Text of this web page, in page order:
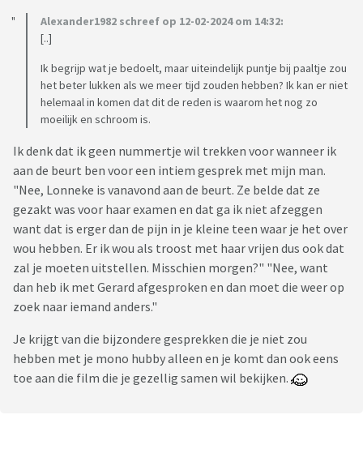
Alexander1982 schreef op 12-02-2024 om 14:32:
[..]
Ik begrijp wat je bedoelt, maar uiteindelijk puntje bij paaltje zou
het beter lukken als we meer tijd zouden hebben? Ik kan er niet
helemaal in komen dat dit de reden is waarom het nog zo
moeilijk en schroom is.
Ik denk dat ik geen nummertje wil trekken voor wanneer ik
aan de beurt ben voor een intiem gesprek met mijn man.
"Nee, Lonneke is vanavond aan de beurt. Ze belde dat ze
gezakt was voor haar examen en dat ga ik niet afzeggen
want dat is erger dan de pijn in je kleine teen waar je het over
wou hebben. Er ik wou als troost met haar vrijen dus ook dat
zal je moeten uitstellen. Misschien morgen?" "Nee, want
dan heb ik met Gerard afgesproken en dan moet die weer op
zoek naar iemand anders."
Je krijgt van die bijzondere gesprekken die je niet zou
hebben met je mono hubby alleen en je komt dan ook eens
toe aan die film die je gezellig samen wil bekijken.